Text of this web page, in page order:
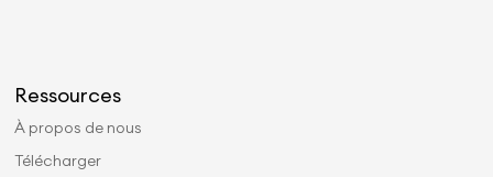
Ressources
À propos de nous
Télécharger